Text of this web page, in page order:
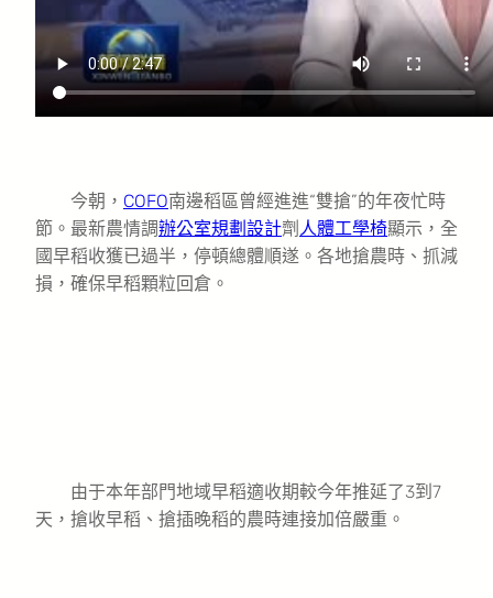
今朝， COFO南邊稻區曾經進進“雙搶”的年夜忙時
節。最新農情調辦公室規劃設計劑 人體工學椅顯示，全
國早稻收獲已過半，停頓總體順遂。各地搶農時、抓減
損，確保早稻顆粒回倉。
由于本年部門地域早稻適收期較今年推延了3到7
天，搶收早稻、搶插晚稻的農時連接加倍嚴重。